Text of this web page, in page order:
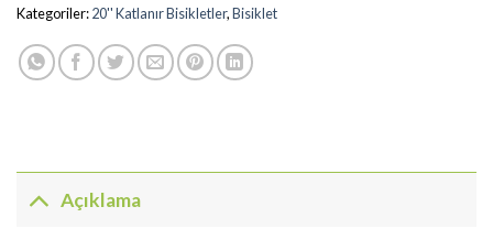
Kategoriler:20'' Katlanır Bisikletler,Bisiklet
Açıklama